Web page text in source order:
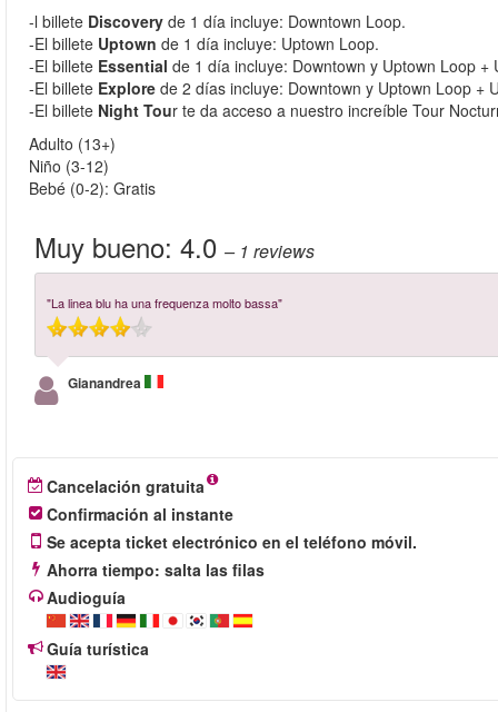
-l billete Discovery de 1 día incluye: Downtown Loop.
-El billete Uptown de 1 día incluye: Uptown Loop.
-El billete Essential de 1 día incluye: Downtown y Uptown Loop
-El billete Explore de 2 días incluye: Downtown y Uptown Loop +
-El billete Night Tour te da acceso a nuestro increíble Tour
Adulto (13+)
Niño (3-12)
Bebé (0-2): Gratis
Muy bueno: 4.0 – 1 reviews
"La linea blu ha una frequenza molto bassa"
Gianandrea
Cancelación gratuita
Confirmación al instante
Se acepta ticket electrónico en el teléfono móvil.
Ahorra tiempo: salta las filas
Audioguía
Guía turística